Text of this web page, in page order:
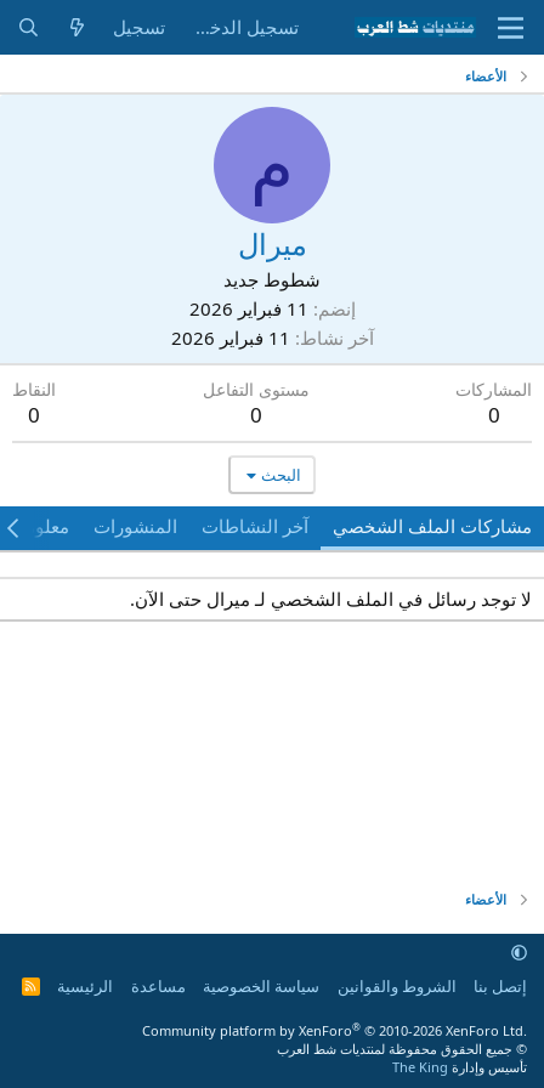
تسجيل الدخول تسجيل
الأعضاء
م
ميرال
شطوط جديد
إنضم 11 فبراير 2026
آخر نشاط 11 فبراير 2026
المشاركات
0
مستوى التفاعل
0
النقاط
0
البحث
مشاركات الملف الشخصي آخر النشاطات المنشورات معلومات
لا توجد رسائل في الملف الشخصي لـ ميرال حتى الآن.
الأعضاء
إتصل بنا الشروط والقوانين سياسة الخصوصية مساعدة الرئيسية
R
Community platform by XenForo® © 2010-2026 XenForo Ltd.
© جميع الحقوق محفوظة لمنتديات شط العرب
تأسيس وإدارة The King